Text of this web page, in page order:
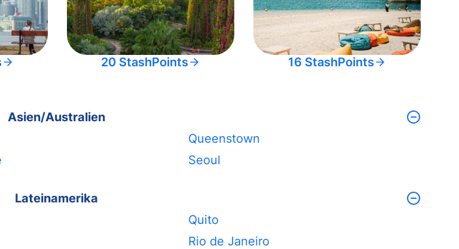
20 StashPoints 16 StashPoints
Asien/Australien
Queenstown
Seoul
Lateinamerika
Quito
Rio de Janeiro